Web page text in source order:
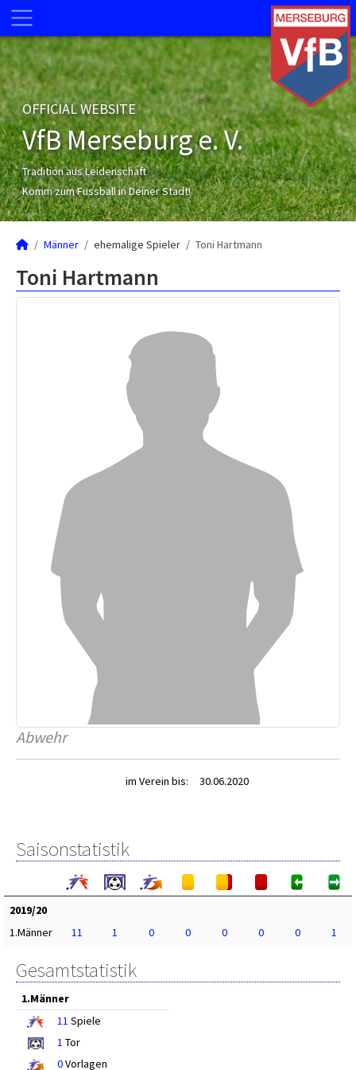
OFFICIAL WEBSITE
VfB Merseburg e. V.
Tradition aus Leidenschaft
Komm zum Fussball in Deiner Stadt!
Männer ehemalige Spieler Toni Hartmann
Toni Hartmann
Abwehr
im Verein bis: 30.06.2020
Saisonstatistik
2019/20
1.Männer
11 1 0 0 0 0 0 1
Gesamtstatistik
1.Männer
11 Spiele
1 Tor
0Vorlagen